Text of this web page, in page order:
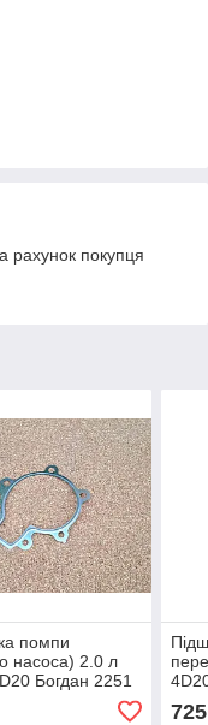
рахунок покупця
помпи
насоса) 2.0 л
Богдан 2251
725